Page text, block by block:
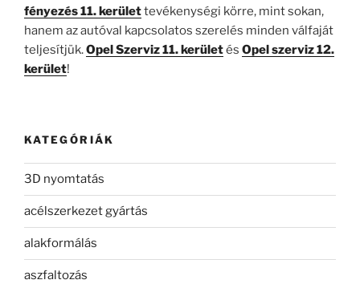
fényezés 11. kerülettevékenységi körre, mint sokan,
hanem az autóval kapcsolatos szerelés minden válfaját
teljesítjük.Opel Szerviz 11. kerületés Opel szerviz 12.
kerület!
KATEGÓRIÁK
3D nyomtatás
acélszerkezet gyártás
alakformálás
aszfaltozás